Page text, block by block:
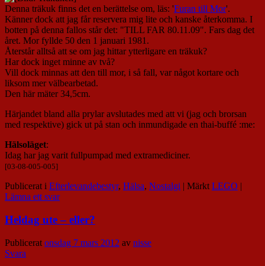
Denna träkuk finns det en berättelse om, läs: 'Furan till Mor'.
Känner dock att jag får reservera mig lite och kanske återkomma. I
botten på denna fallos står det: "TILL FAR 80.11.09". Fars dag det
året. Mor fyllde 50 den 1 januari 1981.
Återstår alltså att se om jag hittar ytterligare en träkuk?
Har dock inget minne av två?
Vill dock minnas att den till mor, i så fall, var något kortare och
liksom mer välbearbetad.
Den här mäter 34,5cm.
Härjandet bland alla prylar avslutades med att vi (jag och brorsan
med respektive) gick ut på stan och inmundigade en thai-buffé :me:
Hälsoläget:
Idag har jag varit fullpumpad med extramediciner.
[03-08-005-005]
Publicerat i Efterlevandebestyr, Hälsa, Nostalgi | Märkt LEGO |
Lämna ett svar
Heldag ute – eller?
Publicerat onsdag 7 mars 2012 av nisse
Svara